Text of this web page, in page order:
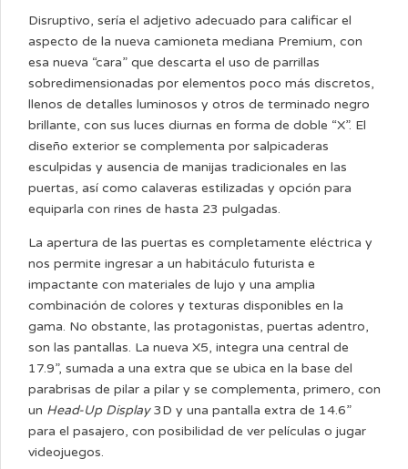
Disruptivo, sería el adjetivo adecuado para calificar el
aspecto de la nueva camioneta mediana Premium, con
esa nueva “cara” que descarta el uso de parrillas
sobredimensionadas por elementos poco más discretos,
llenos de detalles luminosos y otros de terminado negro
brillante, con sus luces diurnas en forma de doble “X”. El
diseño exterior se complementa por salpicaderas
esculpidas y ausencia de manijas tradicionales en las
puertas, así como calaveras estilizadas y opción para
equiparla con rines de hasta 23 pulgadas.
La apertura de las puertas es completamente eléctrica y
nos permite ingresar a un habitáculo futurista e
impactante con materiales de lujo y una amplia
combinación de colores y texturas disponibles en la
gama. No obstante, las protagonistas, puertas adentro,
son las pantallas. La nueva X5, integra una central de
17.9”, sumada a una extra que se ubica en la base del
parabrisas de pilar a pilar y se complementa, primero, con
un Head-Up Display3D y una pantalla extra de 14.6”
para el pasajero, con posibilidad de ver películas o jugar
videojuegos.